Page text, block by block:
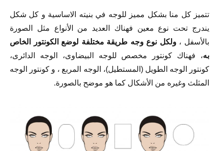
تتميز كل منا بشكل مميز للوجه في بنيته الاساسية و كل شكل
يندرج تحت نوع معين فهناك العديد من الأنواع مثل الصورة
بالأسفل ، ولكل نوع وجه طريقة مختلفة لوضع الكونتور الخاص
به، فهناك كونتور مخصص للوجه البيضاوى، الوجه الدائرى،
كونتور الوجه الطويل (المستطيل)، الوجه المربع ، و كونتور الوجه
المثلث وغيره من الأشكال كما هو موضح بالصورة.